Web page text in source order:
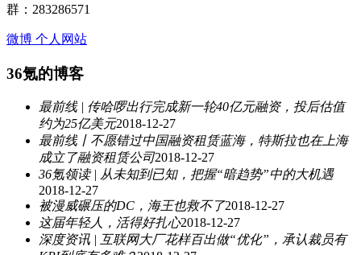
群：283286571
微博 个人网站
36氪的博客
最前线 | 传哈啰出行完成新一轮40亿元融资，投后估值
约为25亿美元2018-12-27
最前线丨不愿错过中国融资租赁蓝海，特斯拉也在上海
成立了融资租赁公司2018-12-27
36氪领读 | 从未知到已知，把握“暗趋势”中的大机遇
2018-12-27
被漫威碾压的DC，海王也救不了2018-12-27
这届年轻人，活得好扎心2018-12-27
深度资讯 | 互联网大厂花样百出做“优化”，承认裁员有